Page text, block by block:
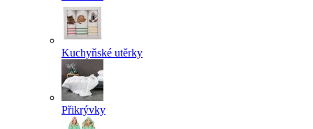
Kuchyňské utěrky
Přikrývky